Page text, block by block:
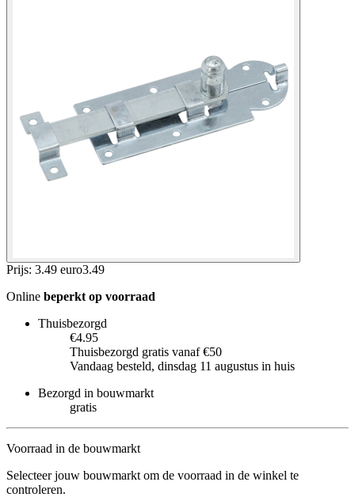
Prijs: 3.49 euro3.49
Online beperkt op voorraad
Thuisbezorgd
€4.95
Thuisbezorgd gratis vanaf €50
Vandaag besteld, dinsdag 11 augustus in huis
Bezorgd in bouwmarkt
gratis
Voorraad in de bouwmarkt
Selecteer jouw bouwmarkt om de voorraad in de winkel te
controleren.